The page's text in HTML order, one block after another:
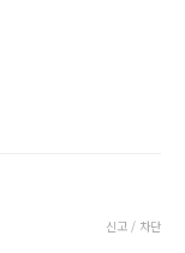
신고 / 차단